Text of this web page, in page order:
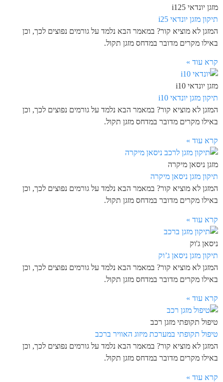
מזגן יונדאי i125
תיקון מזגן יונדאי i25
המזגן לא מוציא קור? במאמר הבא נלמד על גורמים נפוצים לכך, וכן
באילו מקרים מדובר במדחס מזגן תקול.
קרא עוד »
מזגן יונדאי i10
תיקון מזגן יונדאי i10
המזגן לא מוציא קור? במאמר הבא נלמד על גורמים נפוצים לכך, וכן
באילו מקרים מדובר במדחס מזגן תקול.
קרא עוד »
מזגן ניסאן מיקרה
תיקון מזגן ניסאן מיקרה
המזגן לא מוציא קור? במאמר הבא נלמד על גורמים נפוצים לכך, וכן
באילו מקרים מדובר במדחס מזגן תקול.
קרא עוד »
ניסאן ג'וק
תיקון מזגן ניסאן ג’וק
המזגן לא מוציא קור? במאמר הבא נלמד על גורמים נפוצים לכך, וכן
באילו מקרים מדובר במדחס מזגן תקול.
קרא עוד »
טיפול תקופתי מזגן רכב
טיפול תקופתי במערכת מיזוג האוויר ברכב
המזגן לא מוציא קור? במאמר הבא נלמד על גורמים נפוצים לכך, וכן
באילו מקרים מדובר במדחס מזגן תקול.
קרא עוד »